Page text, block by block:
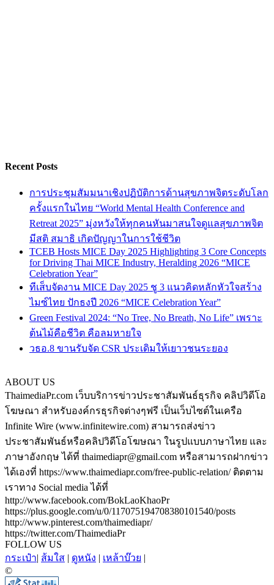
Recent Posts
การประชุมสัมมนาเชิงปฏิบัติการด้านสุขภาพจิตระดับโลก
ครั้งแรกในไทย “World Mental Health Conference and
Retreat 2025” มุ่งหวังให้ทุกคนหันมาสนใจดูแลสุขภาพจิต
มีสติ สมาธิ เกิดปัญญาในการใช้ชีวิต
TCEB Hosts MICE Day 2025 Highlighting 3 Core Concepts
for Driving Thai MICE Industry, Heralding 2026 “MICE
Celebration Year”
ทีเส็บจัดงาน MICE Day 2025 ชู 3 แนวคิดหลักหัวใจสร้าง
ไมซ์ไทย ปักธงปี 2026 “MICE Celebration Year”
Green Festival 2024: “No Tree, No Breath, No Life” เพราะ
ต้นไม้คือชีวิต คือลมหายใจ
วธอ.8 ขานรับจัด CSR ประเดิมให้เยาวชนระยอง
ABOUT US
ThaimediaPr.com เว็บบริการข่าวประชาสัมพันธ์ธุรกิจ คลิปวิดีโอ
โฆษณา สำหรับองค์กรธุรกิจต่างๆฟรี เป็นเว็บไซต์ในเครือ
Infinite Wire (www.infinitewire.com) สามารถส่งข่าว
ประชาสัมพันธ์หรือคลิปวิดีโอโฆษณา ในรูปแบบภาษาไทย และ
ภาษาอังกฤษ ได้ที่ thaimediapr@gmail.com หรือสามารถฝากข่าว
ได้เองที่ https://www.thaimediapr.com/free-public-relation/ ติดตาม
เราทาง Social media ได้ที่
http://www.facebook.com/BokLaoKhaoPr
https://plus.google.com/u/0/117075194708380101540/posts
http://www.pinterest.com/thaimediapr/
https://twitter.com/ThaimediaPr
FOLLOW US
กระเป๋า| ส้มใส | ดูหนัง | เหล้าบ๊วย |
©